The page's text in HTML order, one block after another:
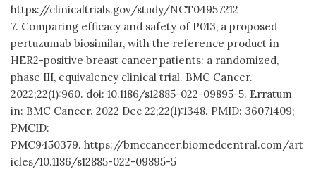
https://clinicaltrials.gov/study/NCT04957212
7. Comparing efficacy and safety of P013, a proposed
pertuzumab biosimilar, with the reference product in
HER2-positive breast cancer patients: a randomized,
phase III, equivalency clinical trial. BMC Cancer.
2022;22(1):960. doi: 10.1186/s12885-022-09895-5. Erratum
in: BMC Cancer. 2022 Dec 22;22(1):1348. PMID: 36071409;
PMCID:
PMC9450379. https://bmccancer.biomedcentral.com/art
icles/10.1186/s12885-022-09895-5